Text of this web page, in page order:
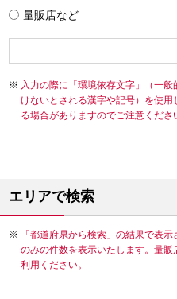
量販店など
入力の際に「環境依存文字」（一
けないとされる漢字や記号）を使
る場合がありますのでご注意くださ
エリアで検索
「都道府県から検索」の結果で表
のみの件数を表示いたします。量
利用ください。